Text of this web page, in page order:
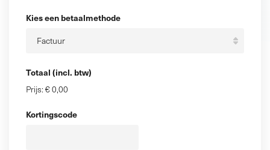
Kies een betaalmethode
Totaal (incl. btw)
Prijs: € 0,00
Kortingscode